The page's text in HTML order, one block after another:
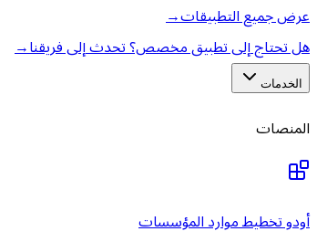
عرض جميع التطبيقات→
هل تحتاج إلى تطبيق مخصص؟ تحدث إلى فريقنا→
الخدمات
المنصات
أودو تخطيط موارد المؤسسات